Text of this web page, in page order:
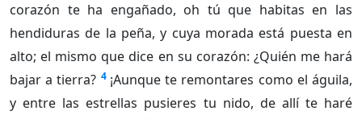
corazón te ha engañado, oh tú que habitas en las
hendiduras de la peña, y cuya morada está puesta en
alto; el mismo que dice en su corazón: ¿Quién me hará
bajar a tierra? 4 ¡Aunque te remontares como el águila,
y entre las estrellas pusieres tu nido, de allí te haré